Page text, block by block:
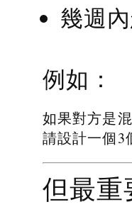
幾週
例如：
如果對方是
請設計一個3
但最重